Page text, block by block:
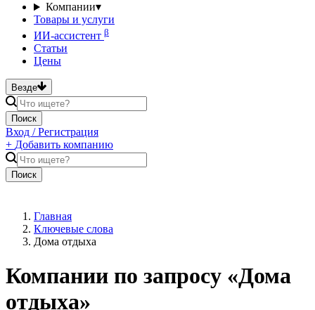
Компании▾
Товары и услуги
ИИ-ассистент β
Статьи
Цены
Везде
Поиск
Вход / Регистрация
+ Добавить компанию
Поиск
Главная
Ключевые слова
Дома отдыха
Компании по запросу «Дома
отдыха»